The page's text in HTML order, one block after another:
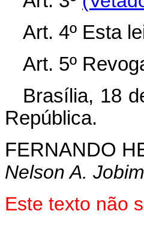
Art. 4º Esta
Art. 5º
Brasília, 18
República.
FERNANDO
Nelson A. Jobim
Este texto não